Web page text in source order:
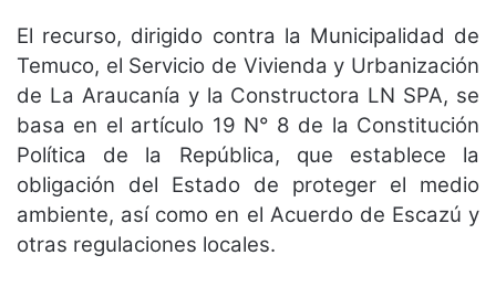
El recurso, dirigido contra la Municipalidad de
Temuco, el Servicio de Vivienda y Urbanización
de La Araucanía y la Constructora LN SPA, se
basa en el artículo 19 N° 8 de la Constitución
Política de la República, que establece la
obligación del Estado de proteger el medio
ambiente, así como en el Acuerdo de Escazú y
otras regulaciones locales.